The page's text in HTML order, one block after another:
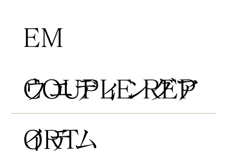
COUPLE REP
ORT
EM
​ウエディングア
イテム